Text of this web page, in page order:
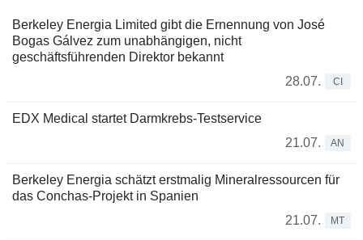
Berkeley Energia Limited gibt die Ernennung von José
Bogas Gálvez zum unabhängigen, nicht
geschäftsführenden Direktor bekannt
28.07.
CI
EDX Medical startet Darmkrebs-Testservice
21.07.
AN
Berkeley Energia schätzt erstmalig Mineralressourcen für
das Conchas-Projekt in Spanien
21.07.
MT